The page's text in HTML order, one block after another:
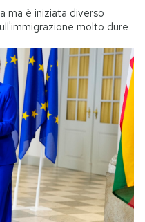
ma è iniziata diverso
molto dure